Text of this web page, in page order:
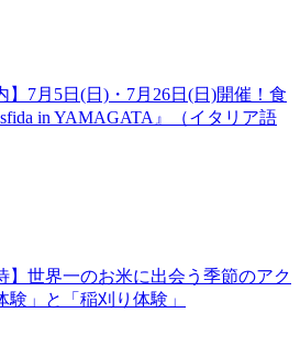
】7月5日(日)・7月26日(日)開催！食
in YAMAGATA』（イタリア語
】世界一のお米に出会う季節のアク
」と「稲刈り体験」